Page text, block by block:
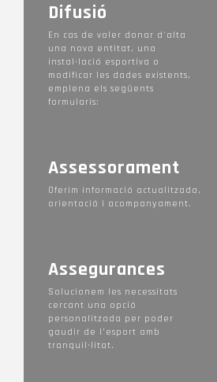
Difusió
En cas de voler donar d'alta
una nova entitat, una
instal·lació esportiva o
modificar les dades existents,
emplena els següents
formularis:
Assessorament
Oferim informació actualitzada,
orientació i acompanyament.
Assegurances
Solucionem les necessitats
cercant una opció
personalitzada per poder
gaudir de l’esport amb
tranquil·litat.